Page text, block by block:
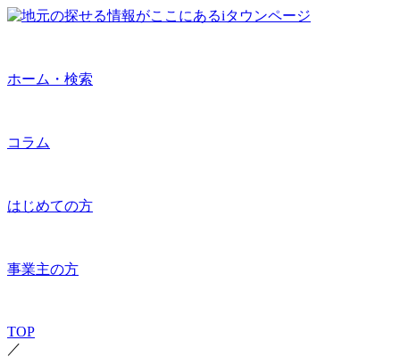
ホーム・検索
コラム
はじめての方
事業主の方
TOP
／